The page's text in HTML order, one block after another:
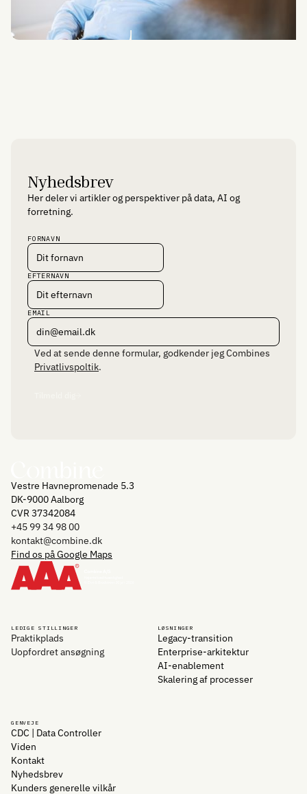
Nyhedsbrev
Her deler vi artikler og perspektiver på data, AI og
forretning.
FORNAVN
EFTERNAVN
EMAIL
Ved at sende denne formular, godkender jeg Combines
Privatlivspoltik.
Vestre Havnepromenade 5.3
DK-9000 Aalborg
CVR 37342084
+45 99 34 98 00
kontakt@combine.dk
Find os på Google Maps
LEDIGE STILLINGER
Praktikplads
Uopfordret ansøgning
LØSNINGER
Legacy-transition
Enterprise-arkitektur
AI-enablement
Skalering af processer
GENVEJE
CDC | Data Controller
Viden
Kontakt
Nyhedsbrev
Kunders generelle vilkår